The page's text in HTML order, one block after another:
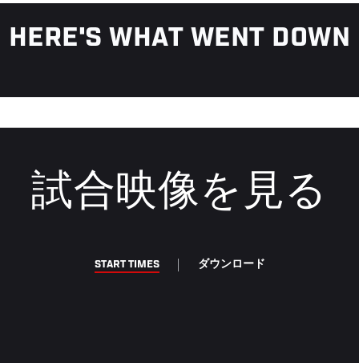
HERE'S WHAT WENT DOWN
試合映像を見る
START TIMES ダウンロード